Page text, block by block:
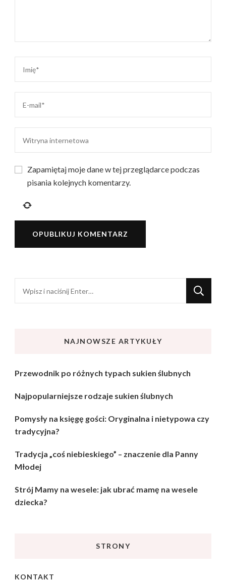
Zapamiętaj moje dane w tej przeglądarce podczas
pisania kolejnych komentarzy.
czegoś?
NAJNOWSZE ARTYKUŁY
Przewodnik po różnych typach sukien ślubnych
Najpopularniejsze rodzaje sukien ślubnych
Pomysły na księgę gości: Oryginalna i nietypowa czy
tradycyjna?
Tradycja „coś niebieskiego” – znaczenie dla Panny
Młodej
Strój Mamy na wesele: jak ubrać mamę na wesele
dziecka?
STRONY
KONTAKT